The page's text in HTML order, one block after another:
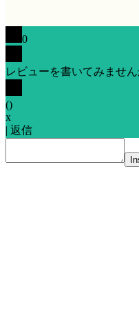
0
レビューを書いてみませ
()
x
| 返信